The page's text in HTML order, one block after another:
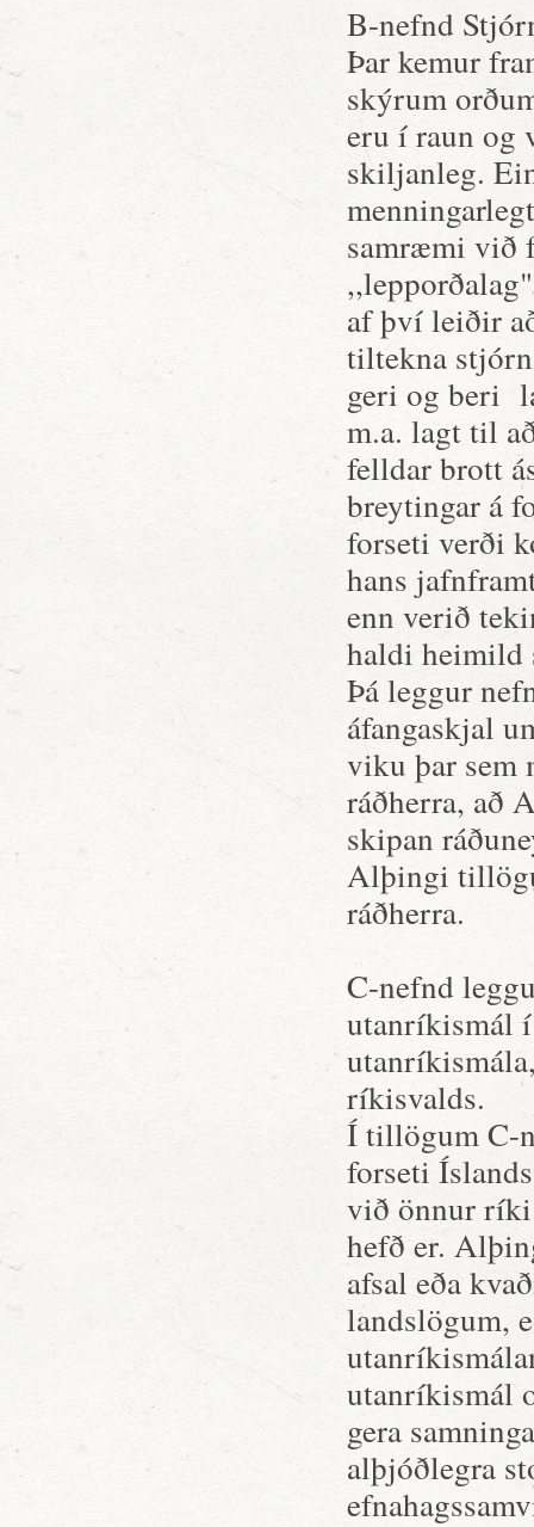
B-nefnd
Þar kemur
skýrum
eru í raun og
skiljanleg.
samræmi við
af því leiðir
tiltekna
geri og beri
m.a. lagt til
felldar brott
breytingar á
forseti verði
hans
enn verið
haldi heimild
Þá leggur
áfangaskjal
viku þar sem
ráðherra, að
skipan
Alþingi
ráðherra.
C-nefnd
utanríkismál
ríkisvalds.
Í tillögum C-
forseti
við önnur
hefð er.
afsal eða
landslögum,
utanríkismál
gera
alþjóðlegra